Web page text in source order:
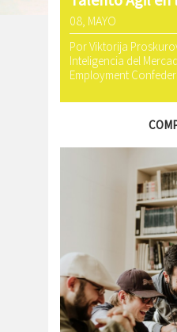
08, MAYO
Por Viktorija
Inteligencia del
Employment